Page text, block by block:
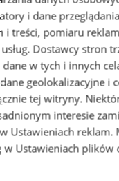
rok
w Wodzisławiu
i dane
i treści, pomiaru
Dostawcy stron
w tych i innych
geolokalizacyjne i
tej witryny.
interesie
Ustawieniach reklam.
w Ustawieniach plików